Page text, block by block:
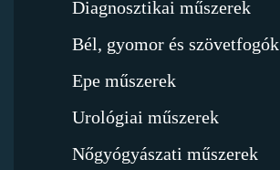
Diagnosztikai műszerek
Bél, gyomor és szövetfogók
Epe műszerek
Urológiai műszerek
Nőgyógyászati műszerek